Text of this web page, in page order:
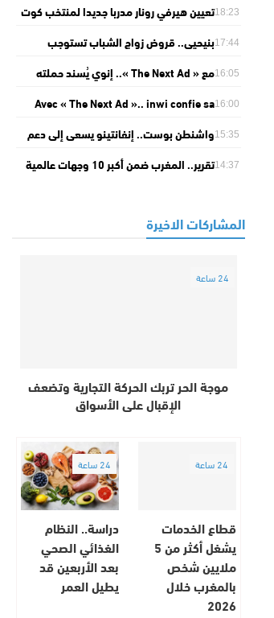
18:23تعيين هيرفي رونار مدربا جديدا لمنتخب كوت
17:44بنيحيى.. قروض زواج الشباب تستوجب
الجوانب16:05
مع « The Next Ad ».. إنوي يُسند حملته
16:00
Avec « The Next Ad ».. inwi confie sa
marocaine15:35واشنطن بوست.. إنفانتينو يسعى إلى دعم
14:37
تقرير.. المغرب ضمن أكبر 10 وجهات عالمية
المشاركات الاخيرة
24 ساعة
موجة الحر تربك الحركة التجارية وتضعف
الإقبال على الأسواق
24 ساعة
قطاع الخدمات
يشغل أكثر من 5
ملايين شخص
بالمغرب خلال
2026
24 ساعة
دراسة.. النظام
الغذائي الصحي
بعد الأربعين قد
يطيل العمر